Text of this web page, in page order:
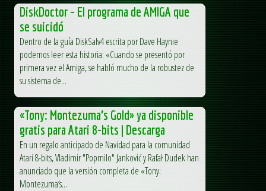
DiskDoctor – El programa de AMIGA que
se suicidó
Dentro de la guía DiskSalv4 escrita por Dave Haynie
podemos leer esta historia: «Cuando se presentó por
primera vez el Amiga, se habló mucho de la robustez de
su sistema de...
«Tony: Montezuma’s Gold» ya disponible
gratis para Atari 8-bits | Descarga
En un regalo anticipado de Navidad para la comunidad
Atari 8-bits, Vladimir "Popmilo" Janković y Rafał Dudek han
anunciado que la versión completa de «Tony:
Montezuma’s...